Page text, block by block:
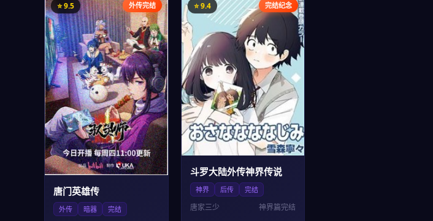
外传完结
⭐ 9.5
唐门英雄传
外传 暗器 完结
完结纪念
⭐ 9.4
斗罗大陆外传神界传说
神界 后传 完结
唐家三少 神界篇完结